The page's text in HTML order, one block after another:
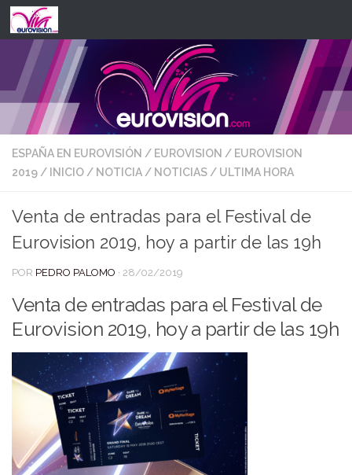
Saltar al contenido
ESPAÑA EN EUROVISIÓN / EUROVISION / EUROVISION
2019/ INICIO/ NOTICIA/ NOTICIAS/ ULTIMA HORA
Venta de entradas para el Festival de
Eurovision 2019, hoy a partir de las 19h
POR PEDRO PALOMO · 28/02/2019
Venta de entradas para el Festival de
Eurovision 2019, hoy a partir de las 19h